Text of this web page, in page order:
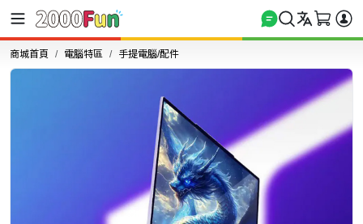
商城首頁 電腦特區 手提電腦/配件